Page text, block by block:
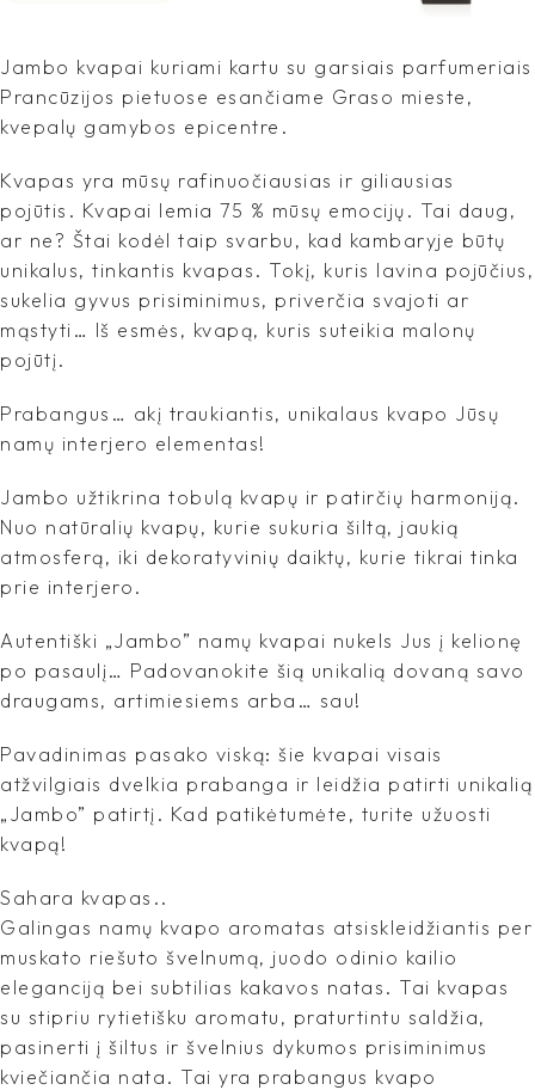
Jambo kvapai kuriami kartu su garsiais parfumeriais
Prancūzijos pietuose esančiame Graso mieste,
kvepalų gamybos epicentre.
Kvapas yra mūsų rafinuočiausias ir giliausias
pojūtis. Kvapai lemia 75 % mūsų emocijų. Tai daug,
ar ne? Štai kodėl taip svarbu, kad kambaryje būtų
unikalus, tinkantis kvapas. Tokį, kuris lavina pojūčius,
sukelia gyvus prisiminimus, priverčia svajoti ar
mąstyti… Iš esmės, kvapą, kuris suteikia malonų
pojūtį.
Prabangus… akį traukiantis, unikalaus kvapo Jūsų
namų interjero elementas!
Jambo užtikrina tobulą kvapų ir patirčių harmoniją.
Nuo natūralių kvapų, kurie sukuria šiltą, jaukią
atmosferą, iki dekoratyvinių daiktų, kurie tikrai tinka
prie interjero.
Autentiški „Jambo” namų kvapai nukels Jus į kelionę
po pasaulį… Padovanokite šią unikalią dovaną savo
draugams, artimiesiems arba… sau!
Pavadinimas pasako viską: šie kvapai visais
atžvilgiais dvelkia prabanga ir leidžia patirti unikalią
„Jambo” patirtį. Kad patikėtumėte, turite užuosti
kvapą!
Sahara kvapas..
Galingas namų kvapo aromatas atsiskleidžiantis per
muskato riešuto švelnumą, juodo odinio kailio
eleganciją bei subtilias kakavos natas. Tai kvapas
su stipriu rytietišku aromatu, praturtintu saldžia,
pasinerti į šiltus ir švelnius dykumos prisiminimus
kviečiančia nata. Tai yra prabangus kvapo